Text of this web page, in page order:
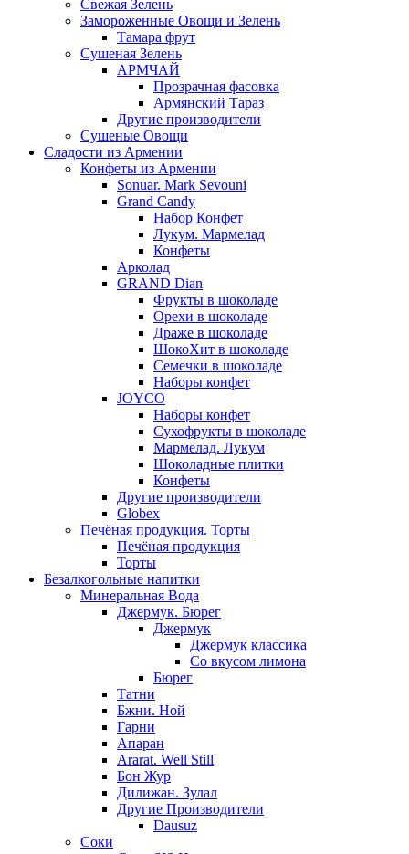
Свежая Зелень
Замороженные Овощи и Зелень
Тамара фрут
Сушеная Зелень
АРМЧАЙ
Прозрачная фасовка
Армянский Тараз
Другие производители
Сушеные Овощи
Сладости из Армении
Конфеты из Армении
Sonuar. Mark Sevouni
Grand Candy
Набор Конфет
Лукум. Мармелад
Конфеты
Арколад
GRAND Dian
Фрукты в шоколаде
Орехи в шоколаде
Драже в шоколаде
ШокоХит в шоколаде
Семечки в шоколаде
Наборы конфет
JOYCO
Наборы конфет
Сухофрукты в шоколаде
Мармелад. Лукум
Шоколадные плитки
Конфеты
Другие производители
Globex
Печёная продукция. Торты
Печёная продукция
Торты
Безалкогольные напитки
Минеральная Вода
Джермук. Бюрег
Джермук
Джермук классика
Со вкусом лимона
Бюрег
Татни
Бжни. Ной
Гарни
Апаран
Ararat. Well Still
Бон Жур
Дилижан. Зулал
Другие Производители
Dausuz
Соки